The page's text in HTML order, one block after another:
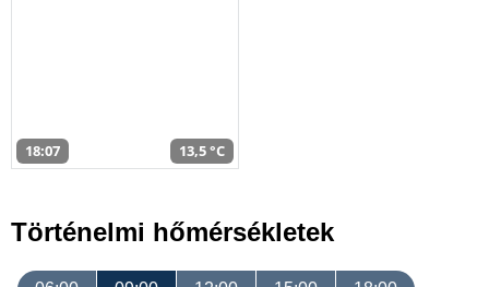
18:07 13,5 °C
Történelmi hőmérsékletek